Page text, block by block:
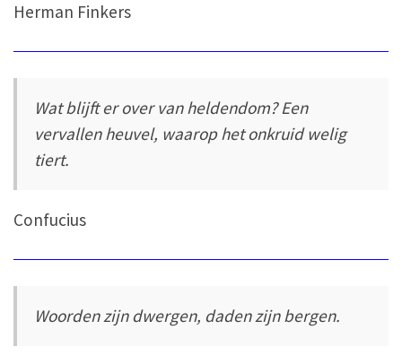
Herman Finkers
Wat blijft er over van heldendom? Een
vervallen heuvel, waarop het onkruid welig
tiert.
Confucius
Woorden zijn dwergen, daden zijn bergen.